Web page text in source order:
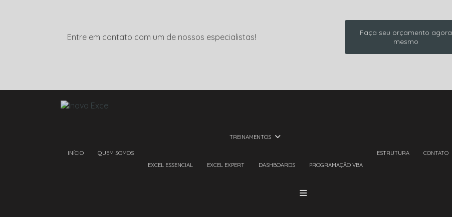
Entre em contato com um de nossos especialistas!
Faça seu orçamento agora
mesmo
INÍCIO QUEM SOMOS
TREINAMENTOS
EXCEL ESSENCIAL EXCEL EXPERT DASHBOARDS PROGRAMAÇÃO VBA
ESTRUTURA CONTATO